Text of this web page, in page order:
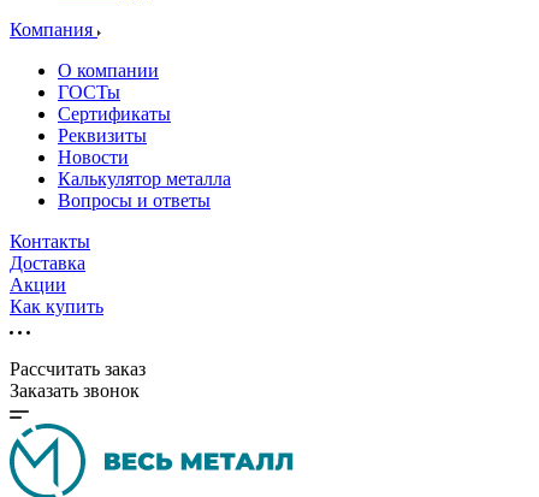
Компания
О компании
ГОСТы
Сертификаты
Реквизиты
Новости
Калькулятор металла
Вопросы и ответы
Контакты
Доставка
Акции
Как купить
Рассчитать заказ
Заказать звонок